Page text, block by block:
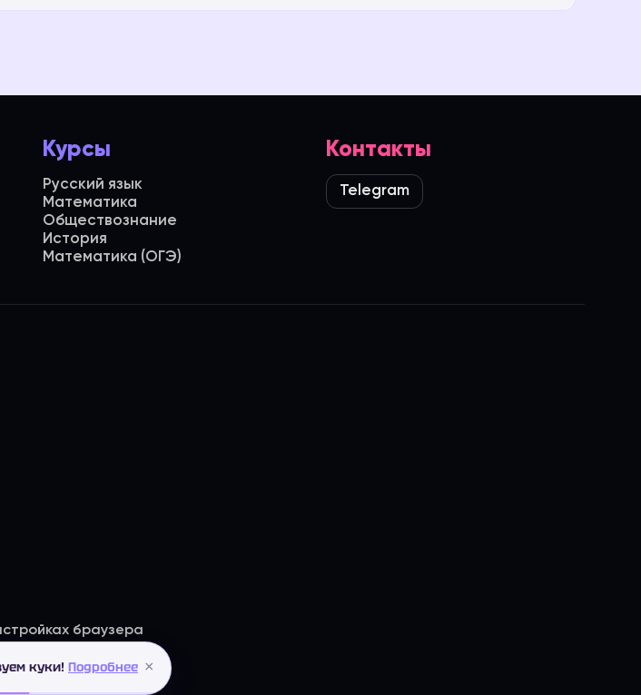
Курсы
Русский язык
Математика
Обществознание
История
Математика (ОГЭ)
Контакты
Telegram
браузера
куки! Подробнее ×